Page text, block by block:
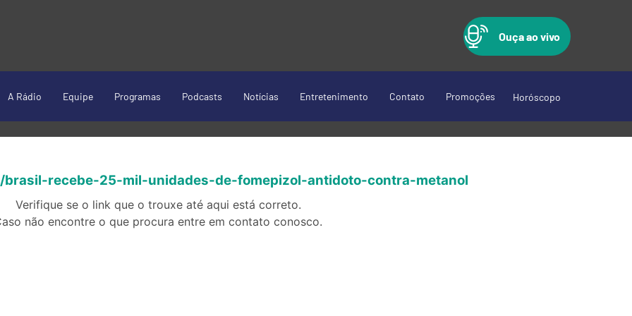
Ouça ao vivo
A Rádio Equipe Programas Podcasts Notícias Entretenimento Contato Promoções Horóscopo
/brasil-recebe-25-mil-unidades-de-fomepizol-antidoto-contra-metanol
Verifique se o link que o trouxe até aqui está correto.
não encontre o que procura entre em contato conosco.